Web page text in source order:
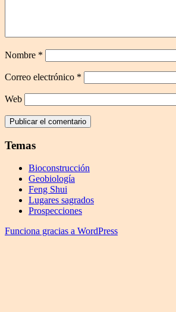
Nombre *
Correo electrónico *
Web
Temas
Bioconstrucción
Geobiología
Feng Shui
Lugares sagrados
Prospecciones
Funciona gracias a WordPress